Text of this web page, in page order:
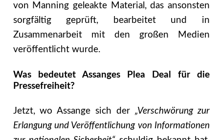
von Manning geleakte Material, das ansonsten
sorgfältig geprüft, bearbeitet und in
Zusammenarbeit mit den großen Medien
veröffentlicht wurde.
Was bedeutet Assanges Plea Deal für die
Pressefreiheit?
Jetzt, wo Assange sich der „Verschwörung zur
Erlangung und Veröffentlichung von Informationen